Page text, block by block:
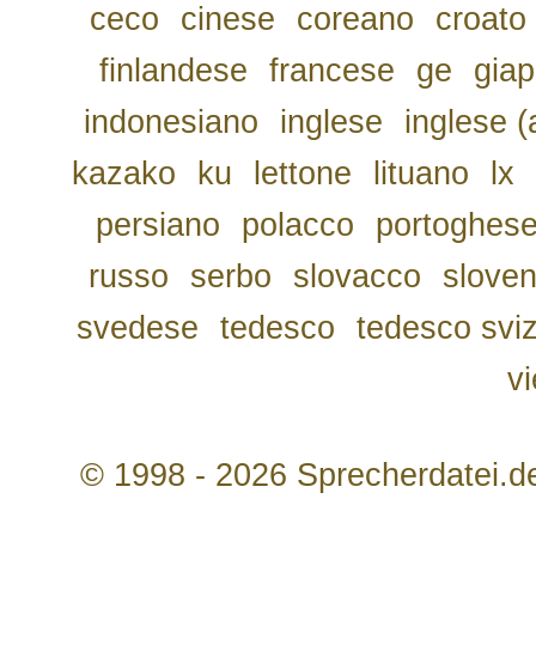
ceco
cinese coreano
croato
finlandese
francese ge
indonesiano
inglese
inglese
kazako
ku lettone lituano lx
persiano
polacco
russo
serbo slovacco
svedese
tedesco
tedesco
© 1998 - 2026